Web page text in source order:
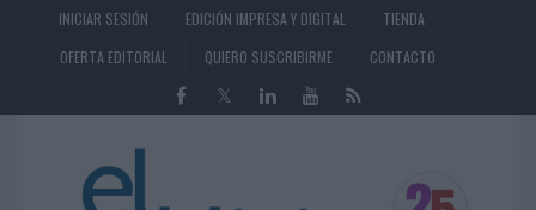
INICIAR SESIÓN EDICIÓN IMPRESA Y DIGITAL
TIENDA
OFERTA EDITORIAL
QUIERO SUSCRIBIRME CONTACTO